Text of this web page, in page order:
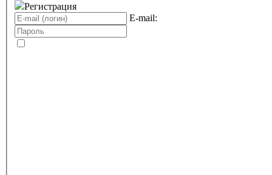
Регистрация
E-mail: